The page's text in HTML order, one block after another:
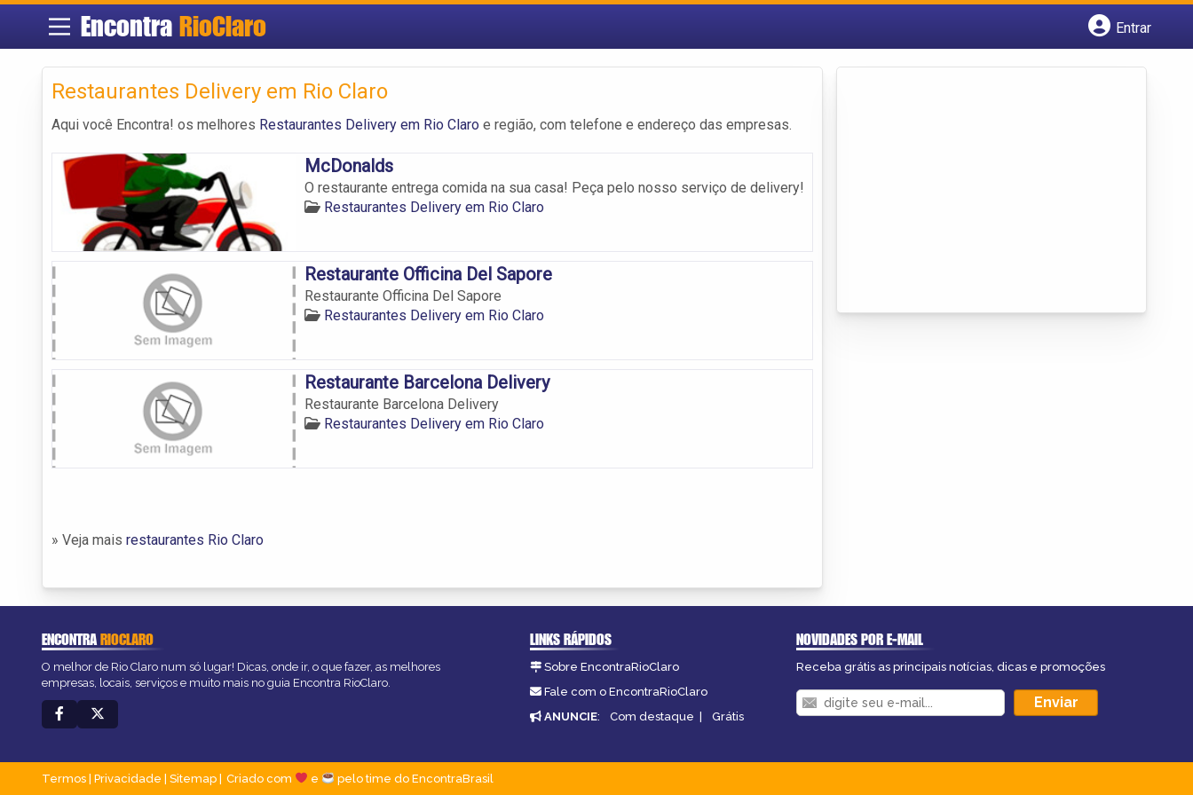
Encontra RioClaro
Entrar
Restaurantes Delivery em Rio Claro
Aqui você Encontra! os melhores Restaurantes Delivery em Rio Claro e região, com telefone e endereço das empresas.
McDonalds
O restaurante entrega comida na sua casa! Peça pelo nosso serviço de delivery!
Restaurantes Delivery em Rio Claro
Restaurante Officina Del Sapore
Restaurante Officina Del Sapore
Restaurantes Delivery em Rio Claro
Restaurante Barcelona Delivery
Restaurante Barcelona Delivery
Restaurantes Delivery em Rio Claro
» Veja mais restaurantes Rio Claro
ENCONTRARIOCLARO
O melhor de Rio Claro num só lugar! Dicas, onde ir, o que fazer, as melhores
empresas, locais, serviços e muito mais no guia Encontra RioClaro.
LINKS RÁPIDOS
Sobre EncontraRioClaro
Fale com o EncontraRioClaro
ANUNCIE: Com destaque | Grátis
NOVIDADES POR E-MAIL
Receba grátis as principais notícias, dicas e promoções
Termos Privacidade Sitemap Criado com e pelo time do EncontraBrasil